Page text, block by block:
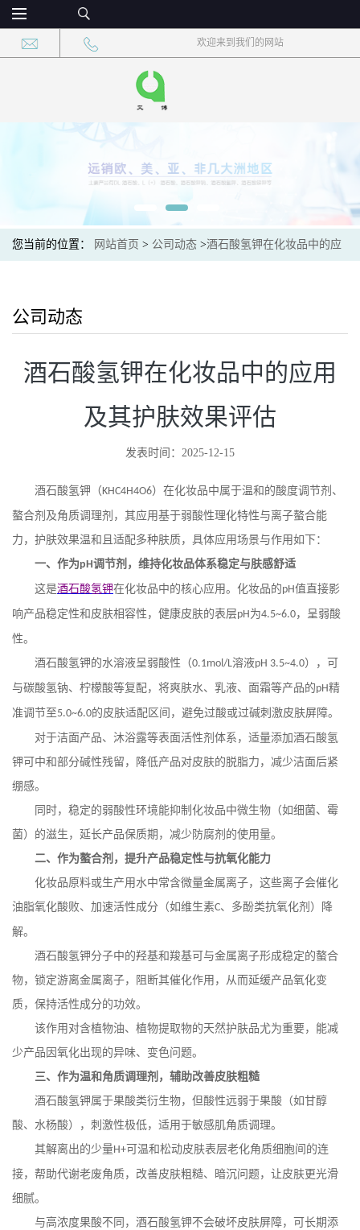
欢迎来到我们的网站
您当前的位置： 网站首页 > 公司动态 >酒石酸氢钾在化妆品中的应
公司动态
酒石酸氢钾在化妆品中的应用
及其护肤效果评估
发表时间：2025-12-15
酒石酸氢钾（KHC4H4O6）在化妆品中属于温和的酸度调节剂、
螯合剂及角质调理剂，其应用基于弱酸性理化特性与离子螯合能
力，护肤效果温和且适配多种肤质，具体应用场景与作用如下：
一、作为pH调节剂，维持化妆品体系稳定与肤感舒适
这是酒石酸氢钾在化妆品中的核心应用。化妆品的pH值直接影
响产品稳定性和皮肤相容性，健康皮肤的表层pH为4.5~6.0，呈弱酸
性。
酒石酸氢钾的水溶液呈弱酸性（0.1mol/L溶液pH 3.5~4.0），可
与碳酸氢钠、柠檬酸等复配，将爽肤水、乳液、面霜等产品的pH精
准调节至5.0~6.0的皮肤适配区间，避免过酸或过碱刺激皮肤屏障。
对于洁面产品、沐浴露等表面活性剂体系，适量添加酒石酸氢
钾可中和部分碱性残留，降低产品对皮肤的脱脂力，减少洁面后紧
绷感。
同时，稳定的弱酸性环境能抑制化妆品中微生物（如细菌、霉
菌）的滋生，延长产品保质期，减少防腐剂的使用量。
二、作为螯合剂，提升产品稳定性与抗氧化能力
化妆品原料或生产用水中常含微量金属离子，这些离子会催化
油脂氧化酸败、加速活性成分（如维生素C、多酚类抗氧化剂）降
解。
酒石酸氢钾分子中的羟基和羧基可与金属离子形成稳定的螯合
物，锁定游离金属离子，阻断其催化作用，从而延缓产品氧化变
质，保持活性成分的功效。
该作用对含植物油、植物提取物的天然护肤品尤为重要，能减
少产品因氧化出现的异味、变色问题。
三、作为温和角质调理剂，辅助改善皮肤粗糙
酒石酸氢钾属于果酸类衍生物，但酸性远弱于果酸（如甘醇
酸、水杨酸），刺激性极低，适用于敏感肌角质调理。
其解离出的少量H+可温和松动皮肤表层老化角质细胞间的连
接，帮助代谢老废角质，改善皮肤粗糙、暗沉问题，让皮肤更光滑
细腻。
与高浓度果酸不同，酒石酸氢钾不会破坏皮肤屏障，可长期添